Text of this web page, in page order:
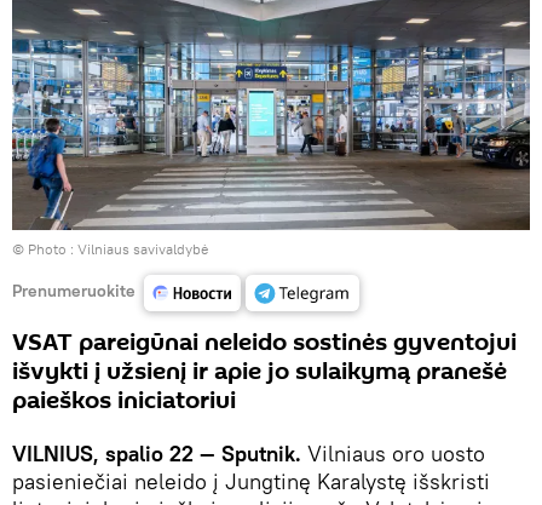
© Photo : Vilniaus savivaldybė
Prenumeruokite
VSAT pareigūnai neleido sostinės gyventojui
išvykti į užsienį ir apie jo sulaikymą pranešė
paieškos iniciatoriui
VILNIUS, spalio 22 — Sputnik. Vilniaus oro uosto
pasieniečiai neleido į Jungtinę Karalystę išskristi